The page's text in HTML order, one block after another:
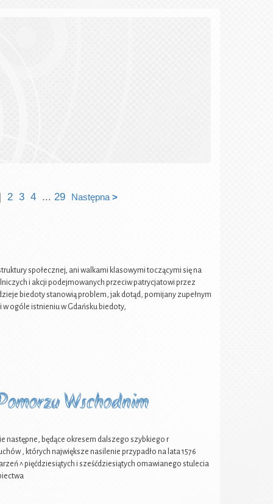
2 3 4 ... 29 Następna >
społecznej, ani walkami klasowymi toczącymi się na
i akcji podejmowanych przeciw patrycjatowi przez
biedoty stanowią problem, jak dotąd, pomijany zupełnym
ogóle istnieniu w Gdańsku biedoty,
Wschodnim
następne, będące okresem dalszego szybkiego r
, których największe nasilenie przypadło na lata 1576
^ pięćdziesiątych i sześćdziesiątych omawianego stulecia